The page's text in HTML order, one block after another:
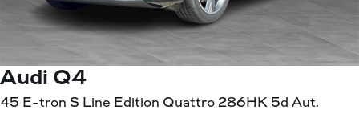
Audi Q4
45 E-tron S Line Edition Quattro 286HK 5d Aut.